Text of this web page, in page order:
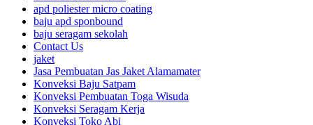
apd poliester micro coating
baju apd sponbound
baju seragam sekolah
Contact Us
jaket
Jasa Pembuatan Jas Jaket Alamamater
Konveksi Baju Satpam
Konveksi Pembuatan Toga Wisuda
Konveksi Seragam Kerja
Konveksi Toko Abi